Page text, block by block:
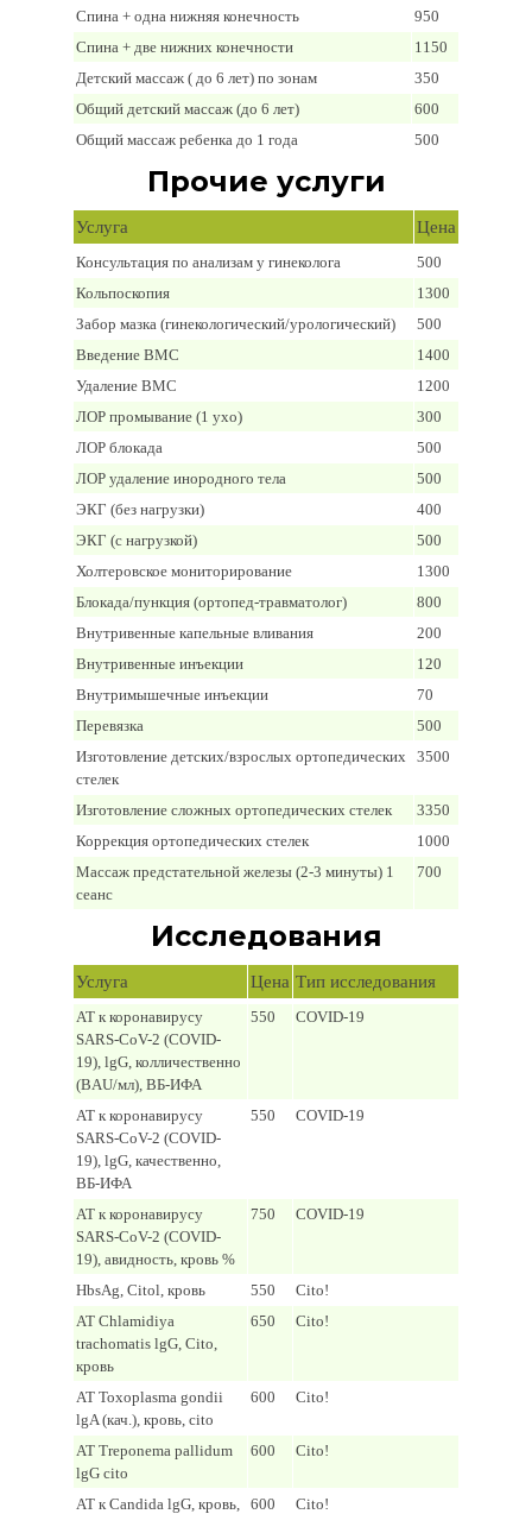
Спина + одна нижняя конечность
950
Спина + две нижних конечности
1150
Детский массаж ( до 6 лет) по зонам
350
Общий детский массаж (до 6 лет)
600
Общий массаж ребенка до 1 года
500
Прочие услуги
Услуга Цена
Консультация по анализам у гинеколога
500
Кольпоскопия
1300
Забор мазка (гинекологический/урологический)
500
Введение ВМС
1400
Удаление ВМС
1200
ЛОР промывание (1 ухо)
300
ЛОР блокада
500
ЛОР удаление инородного тела
500
ЭКГ (без нагрузки)
400
ЭКГ (с нагрузкой)
500
Холтеровское мониторирование
1300
Блокада/пункция (ортопед-травматолог)
800
Внутривенные капельные вливания
200
Внутривенные инъекции
120
Внутримышечные инъекции
70
Перевязка
500
Изготовление детских/взрослых ортопедических
стелек
3500
Изготовление сложных ортопедических стелек
3350
Коррекция ортопедических стелек
1000
Массаж предстательной железы (2-3 минуты) 1
сеанс
700
Исследования
Услуга Цена Тип исследования
AT к коронавирусу
SARS-CoV-2 (COVID-
19), lgG, колличественно
(BAU/мл), ВБ-ИФА
550 COVID-19
AT к коронавирусу
SARS-CoV-2 (COVID-
19), lgG, качественно,
ВБ-ИФА
550 COVID-19
AT к коронавирусу
SARS-CoV-2 (COVID-
19), авидность, кровь %
750 COVID-19
HbsAg, Citol, кровь 550
Cito!
AT Chlamidiya
trachomatis lgG, Cito,
кровь
650 Cito!
AT Toxoplasma gondii
lgA (кач.), кровь, cito
600 Cito!
AT Treponema pallidum
lgG cito
600 Cito!
AT к Candida lgG, кровь, 600 Cito!